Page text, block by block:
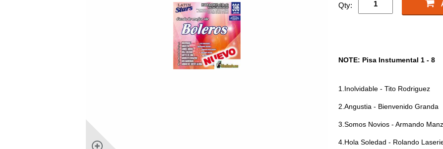
Qty:
NOTE: Pisa Instumental 1 - 8
1.Inolvidable - Tito Rodriguez
2.Angustia - Bienvenido Granda
3.Somos Novios - Armando
4.Hola Soledad - Rolando